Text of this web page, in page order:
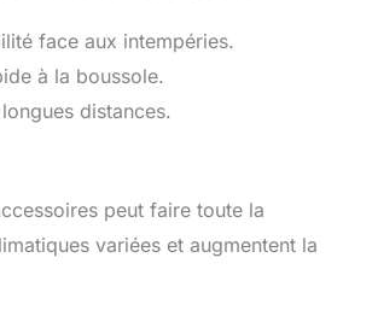
face aux intempéries.
à la boussole.
distances.
peut faire toute la
variées et augmentent la